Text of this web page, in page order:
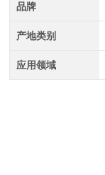
品牌
产地类别
应用领域